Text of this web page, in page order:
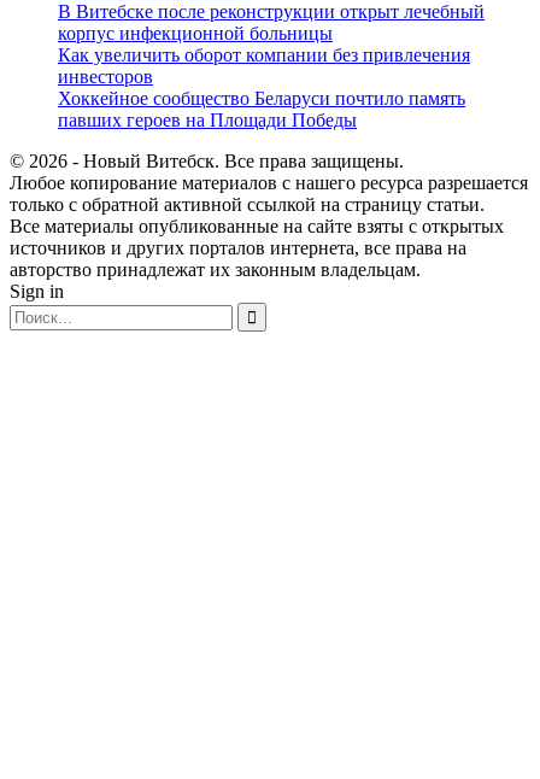
В Витебске после реконструкции открыт лечебный
корпус инфекционной больницы
Как увеличить оборот компании без привлечения
инвесторов
Хоккейное сообщество Беларуси почтило память
павших героев на Площади Победы
© 2026 - Новый Витебск. Все права защищены.
Любое копирование материалов с нашего ресурса разрешается
только с обратной активной ссылкой на страницу статьи.
Все материалы опубликованные на сайте взяты с открытых
источников и других порталов интернета, все права на
авторство принадлежат их законным владельцам.
Sign in